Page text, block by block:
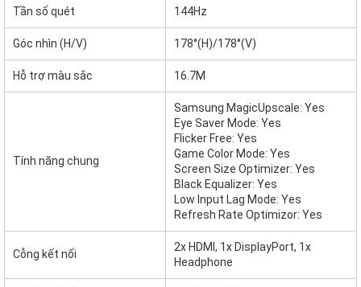
Tần số quét 144Hz
Góc nhìn (H/V) 178°(H)/178°(V)
Hỗ trợ màu sắc 16.7M
Tính năng chung
Samsung MagicUpscale: Yes
Eye Saver Mode: Yes
Flicker Free: Yes
Game Color Mode: Yes
Screen Size Optimizer: Yes
Black Equalizer: Yes
Low Input Lag Mode: Yes
Refresh Rate Optimizor: Yes
Cỗng kết nối
2x HDMI, 1x DisplayPort, 1x
Headphone